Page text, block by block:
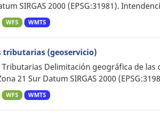
SIRGAS 2000 (EPSG:31981).
WFS WMTS
tributarias (geoservicio)
Tributarias Delimitación geográfica de
21 Sur Datum SIRGAS 2000
WFS WMTS